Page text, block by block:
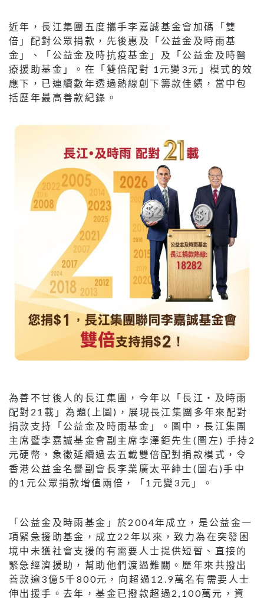
近年，長江集團五度攜手李嘉誠基金會加碼「雙
倍」配對公眾捐款，先後惠及「公益金及時雨基
金」、「公益金及時抗疫基金」及「公益金及時醫
療援助基金」。在「雙倍配對 1元變3元」模式的效
應下，已連續數年透過熱線創下籌款佳績，當中包
括歷年最高善款紀錄。
為善不甘後人的長江集團，今年以「長江‧及時雨
配對21載」為題(上圖)，展現長江集團多年來配對
捐款支持「公益金及時雨基金」。圖中，長江集團
主席暨李嘉誠基金會副主席李澤鉅先生(圖左) 手持2
元硬幣，象徵延續過去五載雙倍配對捐款模式，令
香港公益金名譽副會長李業廣太平紳士(圖右)手中
的1元公眾捐款增值兩倍，「1元變3元」。
「公益金及時雨基金」於2004年成立，是公益金一
項緊急援助基金，成立22年以來，致力為在突發困
境中未獲社會支援的有需要人士提供短暫、直接的
緊急經濟援助，幫助他們渡過難關。歷年來共撥出
善款逾3億5千800元，向超過12.9萬名有需要人士
伸出援手。去年，基金已撥款超過2,100萬元，資